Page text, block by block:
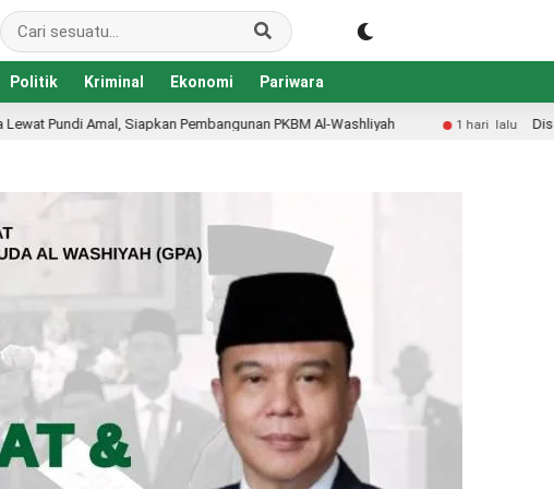
Politik Kriminal Ekonomi Pariwara
PKBM Al-Washliyah 1 hari lalu Disdikbud Konawe Berbenah dari Halaman